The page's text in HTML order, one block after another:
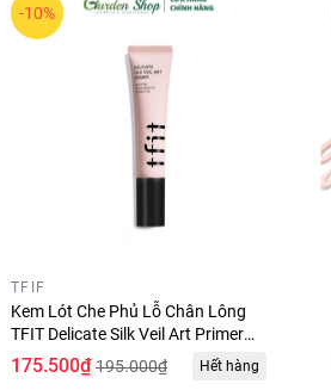
-10%
TFIF
Kem Lót Che Phủ Lỗ Chân Lông
TFIT Delicate Silk Veil Art Primer
30ml
175.500₫ 195.000₫ Hết hàng